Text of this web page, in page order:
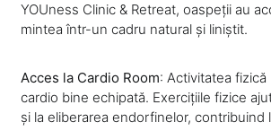
YOUness Clinic & Retreat, oaspeții au
mintea într-un cadru natural și liniștit.
Acces la Cardio Room: Activitatea
cardio bine echipată. Exercițiile fizice
și la eliberarea endorfinelor, contribuind